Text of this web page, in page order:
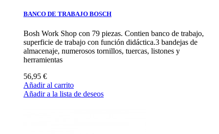
BANCO DE TRABAJO BOSCH
Bosh Work Shop con 79 piezas. Contien banco de trabajo,
superficie de trabajo con función didáctica.3 bandejas de
almacenaje, numerosos tornillos, tuercas, listones y
herramientas
56,95 €
Añadir al carrito
Añadir a la lista de deseos